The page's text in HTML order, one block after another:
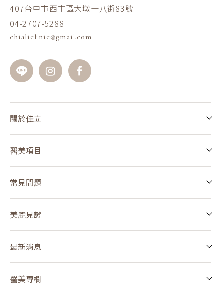
407台中市西屯區大墩十八街83號
04-2707-5288
chialiclinic@gmail.com
關於佳立
醫美項目
常見問題
美麗見證
最新消息
醫美專欄